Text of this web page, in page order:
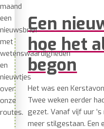
maand
een
nieuwsbrief
met
wetenswaardigheden
en
nieuwtjes
over
onze
routes.
Een
hoe het
begon
Het was een
Twee weken eerder
gezet. Vanaf vijf uur
meer stilgestaan. Een